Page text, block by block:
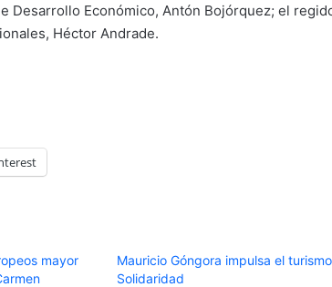
Desarrollo Económico, Antón Bojórquez; el
Héctor Andrade.
mayor
Mauricio Góngora impulsa el
Solidaridad